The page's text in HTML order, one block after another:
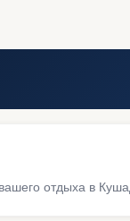
отдыха в